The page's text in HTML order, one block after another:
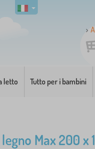
letto Tutto per i bambini
Max 200 x